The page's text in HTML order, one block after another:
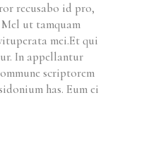
recusabo id pro,
ut tamquam
mei.Et qui
In appellantur
scriptorem
has. Eum ei